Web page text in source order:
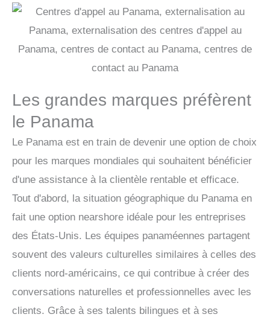
Les grandes marques préfèrent
le Panama
Le Panama est en train de devenir une option de choix
pour les marques mondiales qui souhaitent bénéficier
d'une assistance à la clientèle rentable et efficace.
Tout d'abord, la situation géographique du Panama en
fait une option nearshore idéale pour les entreprises
des États-Unis. Les équipes panaméennes partagent
souvent des valeurs culturelles similaires à celles des
clients nord-américains, ce qui contribue à créer des
conversations naturelles et professionnelles avec les
clients. Grâce à ses talents bilingues et à ses